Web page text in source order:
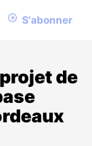
S'abonner
de